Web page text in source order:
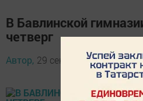
В Бавлинской
четверг
Автор, 29 сентября 2016 - 13:55